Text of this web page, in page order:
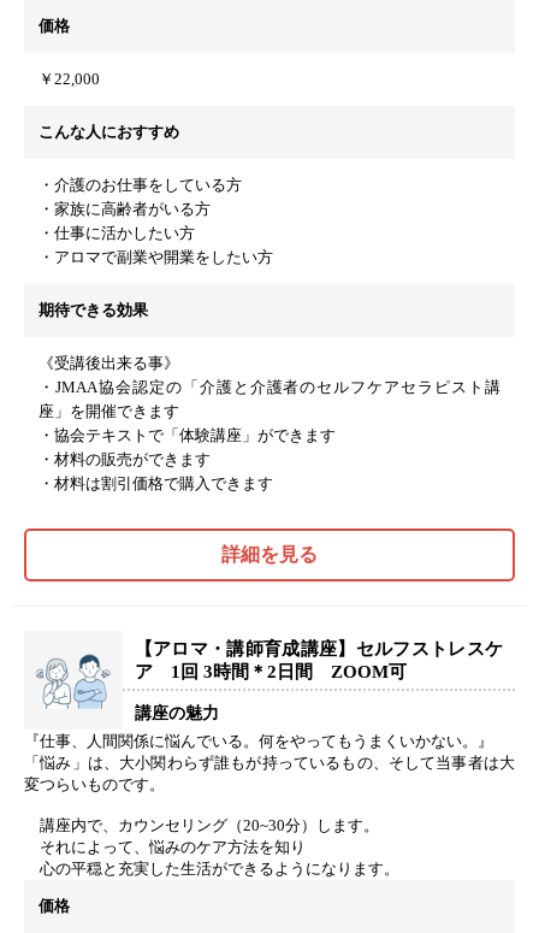
価格
￥22,000
こんな人におすすめ
・介護のお仕事をしている方
・家族に高齢者がいる方
・仕事に活かしたい方
・アロマで副業や開業をしたい方
期待できる効果
《受講後出来る事》
・JMAA協会認定の「介護と介護者のセルフケアセラピスト講
座」を開催できます
・協会テキストで「体験講座」ができます
・材料の販売ができます
・材料は割引価格で購入できます
詳細を見る
【アロマ・講師育成講座】セルフストレスケ
ア 1回 3時間＊2日間 ZOOM可
講座の魅力
『仕事、人間関係に悩んでいる。何をやってもうまくいかない。』
「悩み」は、大小関わらず誰もが持っているもの、そして当事者は大
変つらいものです。
講座内で、カウンセリング（20~30分）します。
それによって、悩みのケア方法を知り
心の平穏と充実した生活ができるようになります。
価格